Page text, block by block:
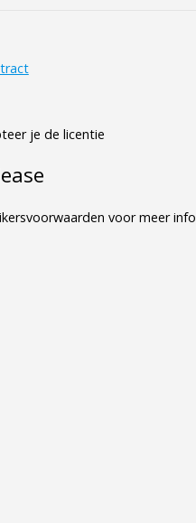
je de licentie
voor meer info